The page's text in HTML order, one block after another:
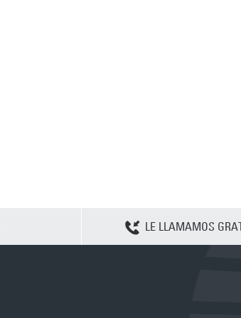
LE LLAMAMOS